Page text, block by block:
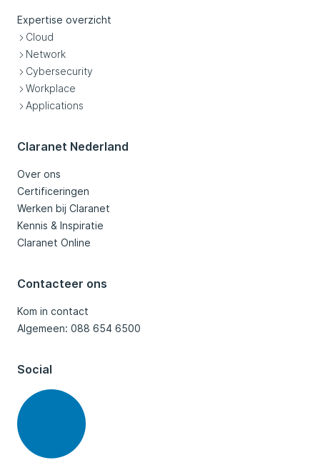
Expertise overzicht
Cloud
Network
Cybersecurity
Workplace
Applications
Claranet Nederland
Over ons
Certificeringen
Werken bij Claranet
Kennis & Inspiratie
Claranet Online
Contacteer ons
Kom in contact
Algemeen: 088 654 6500
Social